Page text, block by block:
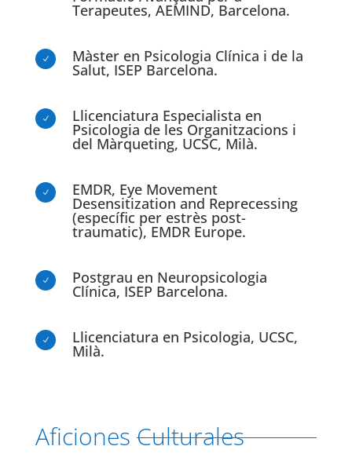
Terapeutes, AEMIND, Barcelona.
N Màster en Psicologia Clínica i de la
Salut, ISEP Barcelona.
N Llicenciatura Especialista en
Psicologia de les Organitzacions i
del Màrqueting, UCSC, Milà.
N EMDR, Eye Movement
Desensitization and Reprecessing
(específic per estrès post-
traumatic), EMDR Europe.
N Postgrau en Neuropsicologia
Clínica, ISEP Barcelona.
N Llicenciatura en Psicologia, UCSC,
Milà.
Aficiones Culturales